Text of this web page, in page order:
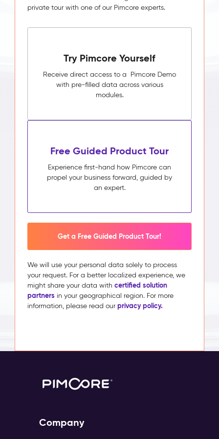
private tour with one of our Pimcore experts.
Try Pimcore Yourself
Receive direct access to a Pimcore Demo
with pre-filled data across various
modules.
Free Guided Product Tour
Experience first-hand how Pimcore can
propel your business forward, guided by
an expert.
Get a Free Guided Product Tour!
We will use your personal data solely to process
your request. For a better localized experience, we
might share your data with certified solution
partners in your geographical region. For more
information, please read our privacy policy.
Company